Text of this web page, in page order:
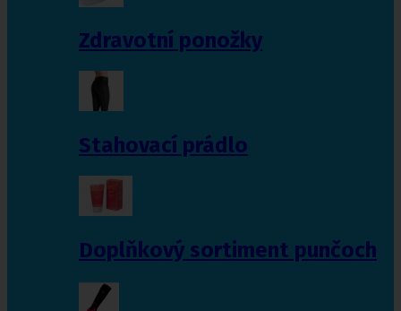
Zdravotní ponožky
Stahovací prádlo
Doplňkový sortiment punčoch